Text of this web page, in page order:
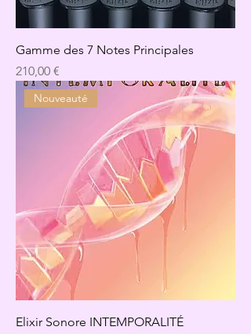
Gamme des 7 Notes Principales
Precio
210,00 €
Nouveauté
Elixir Sonore INTEMPORALITÉ